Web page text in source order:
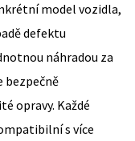
model vozidla,
defektu
náhradou za
bezpečně
opravy. Každé
s více